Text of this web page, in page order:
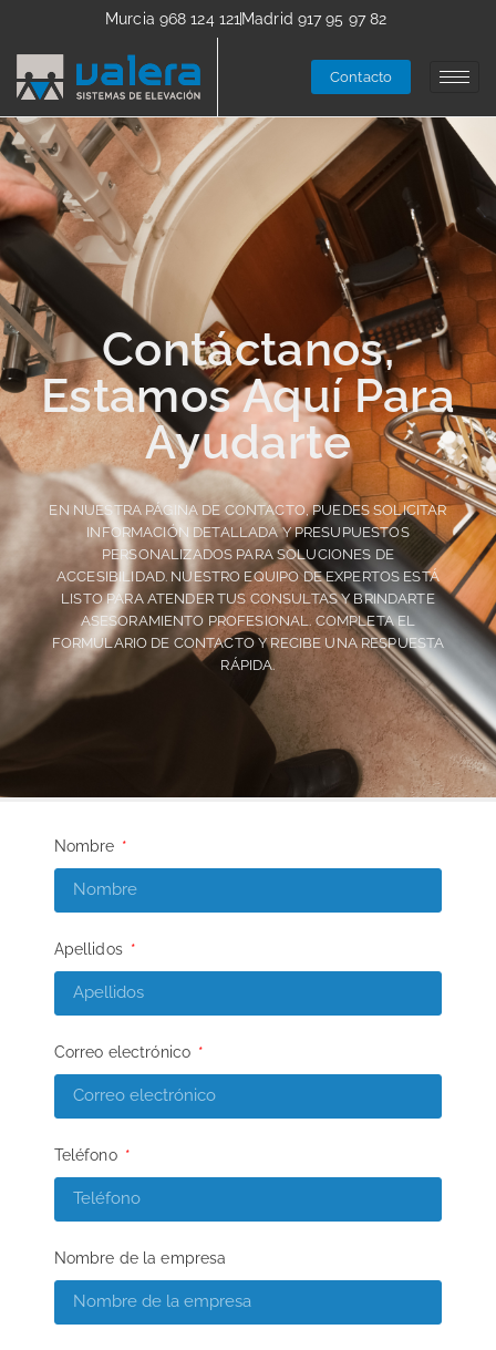
Murcia 968 124 121 Madrid 917 95 97 82
Contacto
Contáctanos,
Estamos Aquí Para
Ayudarte
EN NUESTRA PÁGINA DE CONTACTO, PUEDES SOLICITAR
INFORMACIÓN DETALLADA Y PRESUPUESTOS
PERSONALIZADOS PARA SOLUCIONES DE
ACCESIBILIDAD. NUESTRO EQUIPO DE EXPERTOS ESTÁ
LISTO PARA ATENDER TUS CONSULTAS Y BRINDARTE
ASESORAMIENTO PROFESIONAL. COMPLETA EL
FORMULARIO DE CONTACTO Y RECIBE UNA RESPUESTA
RÁPIDA.
Nombre
Apellidos
Correo electrónico
Teléfono
Nombre de la empresa